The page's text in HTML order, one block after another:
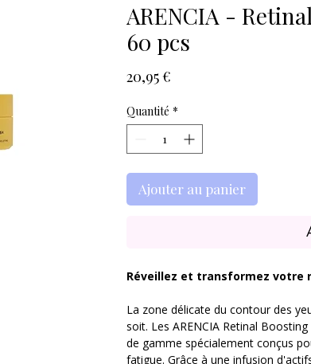
ARENCIA -
60 pcs
20,95 €
Quantité *
Ajouter au panier
Réveillez et transformez votre
La zone délicate du contour des
soit. Les ARENCIA Retinal
de gamme spécialement conçus
fatigue. Grâce à une infusion